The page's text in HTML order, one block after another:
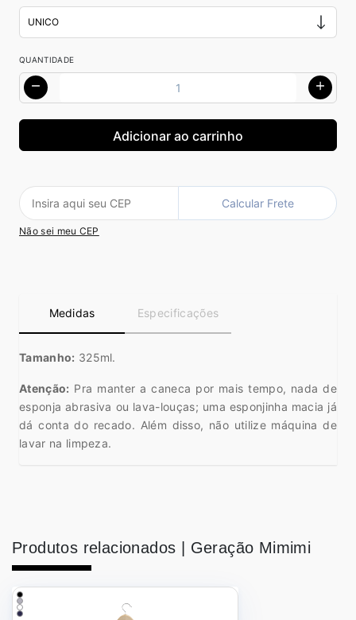
QUANTIDADE
Calcular Frete
Não sei meu CEP
Medidas Especificações
Tamanho: 325ml.
Atenção: Pra manter a caneca por mais tempo, nada de
esponja abrasiva ou lava-louças; uma esponjinha macia já
dá conta do recado. Além disso, não utilize máquina de
lavar na limpeza.
Produtos relacionados | Geração Mimimi